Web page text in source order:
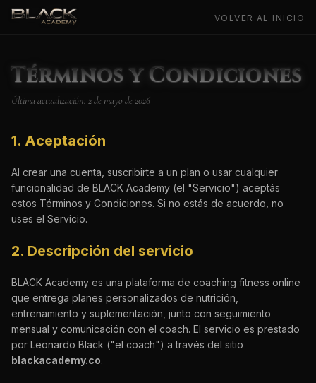
VOLVER AL INICIO
Términos y Condiciones
Última actualización: 2 de mayo de 2026
1. Aceptación
Al crear una cuenta, suscribirte a un plan o usar cualquier
funcionalidad de BLACK Academy (el "Servicio") aceptás
estos Términos y Condiciones. Si no estás de acuerdo, no
uses el Servicio.
2. Descripción del servicio
BLACK Academy es una plataforma de coaching fitness online
que entrega planes personalizados de nutrición,
entrenamiento y suplementación, junto con seguimiento
mensual y comunicación con el coach. El servicio es prestado
por Leonardo Black ("el coach") a través del sitio
blackacademy.co.